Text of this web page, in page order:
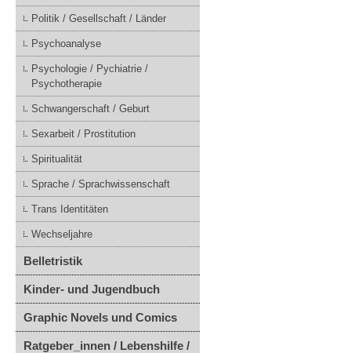
Politik / Gesellschaft / Länder
Psychoanalyse
Psychologie / Pychiatrie /
Psychotherapie
Schwangerschaft / Geburt
Sexarbeit / Prostitution
Spiritualität
Sprache / Sprachwissenschaft
Trans Identitäten
Wechseljahre
Belletristik
Kinder- und Jugendbuch
Graphic Novels und Comics
Ratgeber_innen / Lebenshilfe /